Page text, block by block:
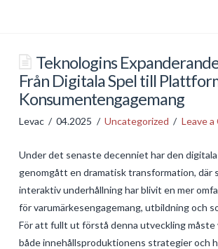
VESTI
PIĆA
GALERIJA
KONTAKT
Teknologins
Från Digitala Spel till
Konsumentengagemang
Levac 04.2025 Uncategorized Leave a
Under det senaste decenniet har den
genomgått en dramatisk transformation, där
interaktiv underhållning har blivit en mer
för varumärkesengagemang, utbildning och
För att fullt ut förstå denna utveckling måste
både innehållsproduktionens strategier och